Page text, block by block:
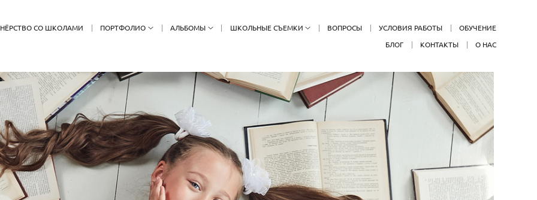
СО ШКОЛАМИ ПОРТФОЛИО АЛЬБОМЫ ШКОЛЬНЫЕ СЪЕМКИ ВОПРОСЫ УСЛОВИЯ РАБОТЫ
ОБУЧЕНИЕ
БЛОГ
КОНТАКТЫ О НАС